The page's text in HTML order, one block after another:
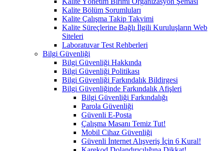
Kalite Bölüm Sorumluları
Kalite Çalışma Takip Takvimi
Kalite Süreçlerine Bağlı İlgili Kuruluşların Web
Siteleri
Laboratuvar Test Rehberleri
Bilgi Güvenliği
Bilgi Güvenliği Hakkında
Bilgi Güvenliği Politikası
Bilgi Güvenliği Farkındalık Bildirgesi
Bilgi Güvenliğinde Farkındalık Afişleri
Bilgi Güvenliği Farkındalığı
Parola Güvenliği
Güvenli E-Posta
Çalışma Masanı Temiz Tut!
Mobil Cihaz Güvenliği
Güvenli İnternet Alışveriş İçin 6 Kural!